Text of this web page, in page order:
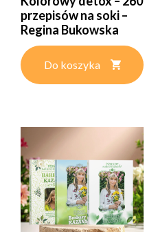
przepisów na soki –
Regina Bukowska
Do koszyka